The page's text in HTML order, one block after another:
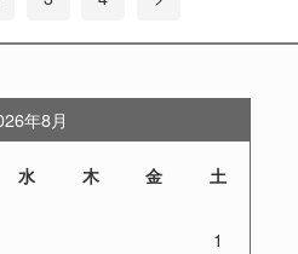
年8月
水 木 金 土
1